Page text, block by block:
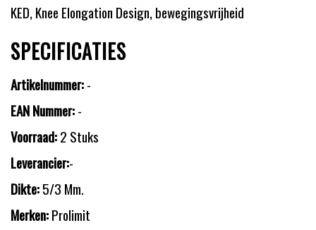
KED, Knee Elongation Design, bewegingsvrijheid
SPECIFICATIES
Artikelnummer:-
EAN Nummer:-
Voorraad:2 Stuks
Leverancier:-
Dikte:5/3 Mm.
Merken:Prolimit